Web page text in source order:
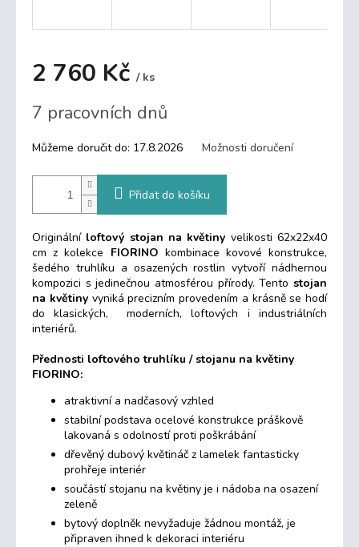
2 760 Kč / ks
cena:
7 pracovních dnů
Můžeme doručit do: 17.8.2026 Možnosti doručení
Přidat do košíku
Originální loftový stojan na květiny velikosti 62x22x40
cm z kolekce FIORINO kombinace kovové konstrukce,
šedého truhlíku a osazených rostlin vytvoří nádhernou
kompozici s jedinečnou atmosférou přírody. Tento stojan
na květinyvyniká precizním provedením a krásně se hodí
do klasických, moderních, loftových i industriálních
interiérů.
Přednosti loftového truhlíku / stojanu na květiny
FIORINO:
atraktivní a nadčasový vzhled
stabilní podstava ocelové konstrukce práškově
lakovaná s odolností proti poškrábání
dřevěný dubový květináč z lamelek fantasticky
prohřeje interiér
součástí stojanu na květiny je i nádoba na osazení
zeleně
bytový doplněk nevyžaduje žádnou montáž, je
připraven ihned k dekoraci interiéru